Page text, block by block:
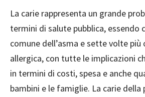
La carie rappresenta un grande
termini di salute pubblica, essendo
comune dell’asma e sette volte
allergica, con tutte le implicazioni
in termini di costi, spesa e anche
bambini e le famiglie. La carie della